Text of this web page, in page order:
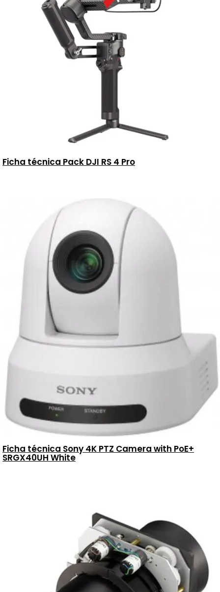
Ficha técnica Pack DJI RS 4 Pro
Ficha técnica Sony 4K PTZ Camera with PoE+
SRGX40UH White